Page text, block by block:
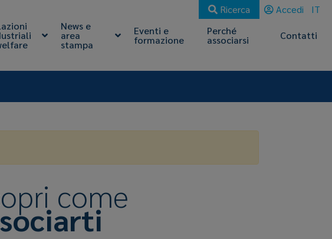
Ricerca Accedi IT
News e
area
stampa
Eventi e
formazione
Perché
associarsi Contatti
come